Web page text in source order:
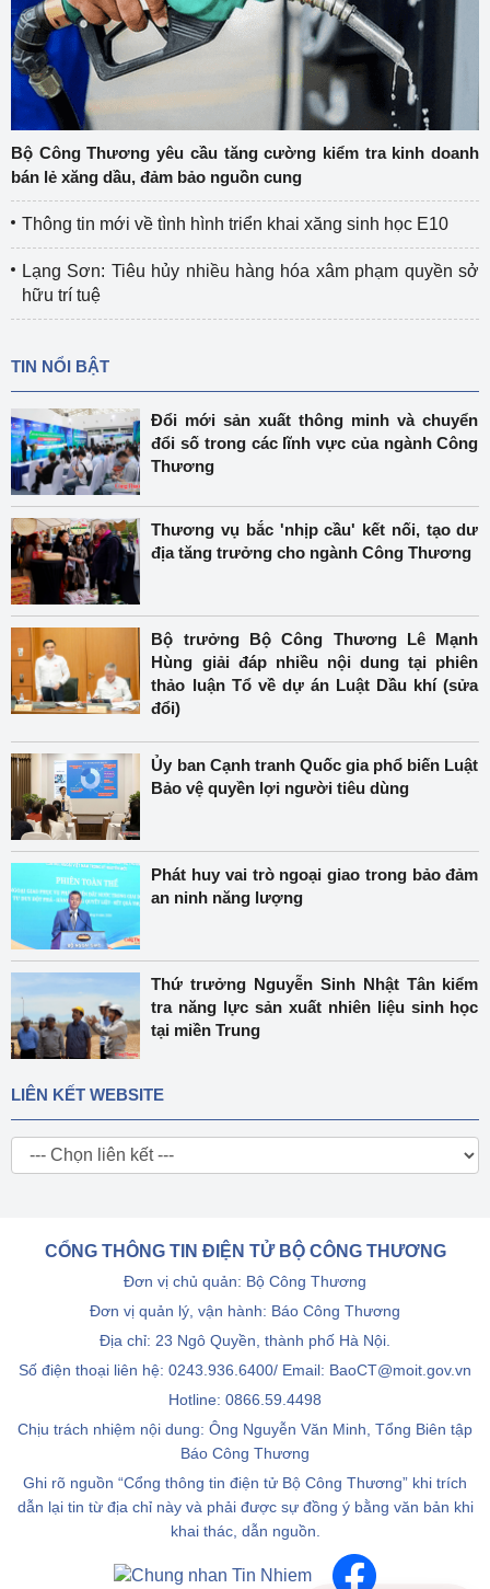
Bộ Công Thương yêu cầu tăng cường kiểm tra kinh doanh
bán lẻ xăng dầu, đảm bảo nguồn cung
Thông tin mới về tình hình triển khai xăng sinh học E10
Lạng Sơn: Tiêu hủy nhiều hàng hóa xâm phạm quyền sở
hữu trí tuệ
TIN NỔI BẬT
Đổi mới sản xuất thông minh và chuyển
đổi số trong các lĩnh vực của ngành Công
Thương
Thương vụ bắc 'nhịp cầu' kết nối, tạo dư
địa tăng trưởng cho ngành Công Thương
Bộ trưởng Bộ Công Thương Lê Mạnh
Hùng giải đáp nhiều nội dung tại phiên
thảo luận Tổ về dự án Luật Dầu khí (sửa
đổi)
Ủy ban Cạnh tranh Quốc gia phổ biến Luật
Bảo vệ quyền lợi người tiêu dùng
Phát huy vai trò ngoại giao trong bảo đảm
an ninh năng lượng
Thứ trưởng Nguyễn Sinh Nhật Tân kiểm
tra năng lực sản xuất nhiên liệu sinh học
tại miền Trung
LIÊN KẾT WEBSITE
CỔNG THÔNG TIN ĐIỆN TỬ BỘ CÔNG THƯƠNG
Đơn vị chủ quản: Bộ Công Thương
Đơn vị quản lý, vận hành: Báo Công Thương
Địa chỉ: 23 Ngô Quyền, thành phố Hà Nội.
Số điện thoại liên hệ: 0243.936.6400/ Email: BaoCT@moit.gov.vn
Hotline: 0866.59.4498
Chịu trách nhiệm nội dung: Ông Nguyễn Văn Minh, Tổng Biên tập
Báo Công Thương
Ghi rõ nguồn “Cổng thông tin điện tử Bộ Công Thương” khi trích
dẫn lại tin từ địa chỉ này và phải được sự đồng ý bằng văn bản khi
khai thác, dẫn nguồn.